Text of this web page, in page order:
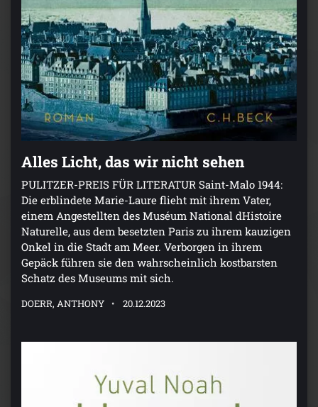
Alles Licht, das wir nicht sehen
PULITZER-PREIS FÜR LITERATUR Saint-Malo 1944:
Die erblindete Marie-Laure flieht mit ihrem Vater,
einem Angestellten des Muséum National dHistoire
Naturelle, aus dem besetzten Paris zu ihrem kauzigen
Onkel in die Stadt am Meer. Verborgen in ihrem
Gepäck führen sie den wahrscheinlich kostbarsten
Schatz des Museums mit sich.
DOERR, ANTHONY 20.12.2023